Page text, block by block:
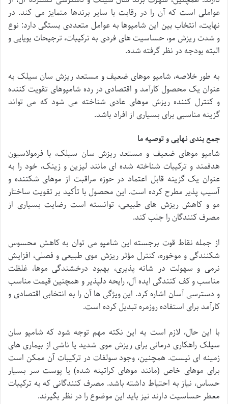
عواملی است که آن را در رقابت با سایر برندها متمایز می کند. در
نهایت، انتخاب بین این شامپوها به عوامل متعددی بستگی دارد: نوع
و شدت ریزش مو، حساسیت های فردی به ترکیبات، ترجیحات بویایی و
البته بودجه در نظر گرفته شده.
به طور خلاصه، شامپو موهای ضعیف و مستعد ریزش سان سیلک به
عنوان یک محصول کارآمد و اقتصادی در رده شامپوهای تقویت کننده
و کنترل کننده ریزش موهای عادی شناخته می شود که می تواند
گزینه مناسبی برای بسیاری از افراد باشد.
جمع بندی نهایی و توصیه ما
شامپو موهای ضعیف و مستعد ریزش سان سیلک، با فرمولاسیون
هدفمند و ترکیبات شناخته شده ای مانند لیزین و زینک، خود را به
عنوان یک گزینه قابل اعتماد در حوزه مراقبت از موهای شکننده و
آسیب پذیر مطرح کرده است. این محصول با تأکید بر تقویت ساختار
مو و کاهش ریزش های طبیعی، توانسته است رضایت بسیاری از
مصرف کنندگان را جلب کند.
از جمله نقاط قوت برجسته این شامپو می توان به کاهش محسوس
شکنندگی و موخوره، کنترل مؤثر ریزش موی طبیعی و فصلی، افزایش
نرمی و سهولت در شانه پذیری، بهبود درخشندگی موها، غلظت
مناسب و کف کنندگی ایده آل، رایحه دلپذیر و همچنین قیمت مناسب
و دسترسی آسان اشاره کرد. این ویژگی ها آن را به انتخابی اقتصادی و
کارآمد برای استفاده روزمره تبدیل کرده است.
با این حال، لازم است به این نکته مهم توجه شود که شامپو سان
سیلک راهکاری درمانی برای ریزش موی شدید یا ناشی از بیماری های
زمینه ای نیست. همچنین، وجود سولفات در ترکیبات آن ممکن است
برای موهای خاص (مانند موهای کراتینه شده) یا پوست سر بسیار
حساس، نیاز به احتیاط داشته باشد. مصرف کنندگانی که به ترکیبات
معطر حساسیت دارند نیز باید این موضوع را در نظر بگیرند.